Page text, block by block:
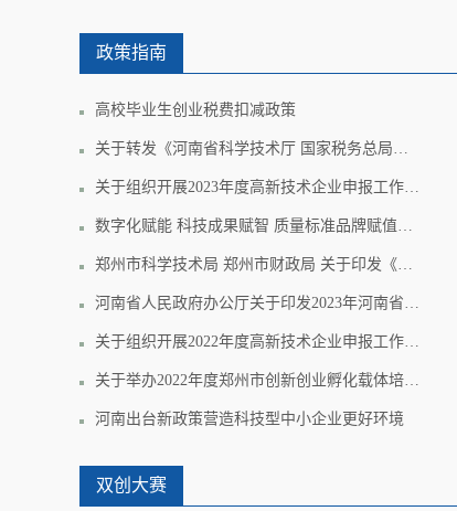
政策指南
高校毕业生创业税费扣减政策
关于转发《河南省科学技术厅 国家税务总局河南省税务局关于开展2022年度企业享受研发费用税前加计扣除政策研发项目填报工作
关于组织开展2023年度高新技术企业申报工作的通知
数字化赋能 科技成果赋智 质量标准品牌赋值——“三赋”助中小企业加速创新
郑州市科学技术局 郑州市财政局 关于印发《郑州市重大科技创新项目管理办法》的通知
河南省人民政府办公厅关于印发2023年河南省支持高校毕业生等青年就业创业若干政策措施的通知
关于组织开展2022年度高新技术企业申报工作的通知
关于举办2022年度郑州市创新创业孵化载体培训会的通知
河南出台新政策营造科技型中小企业更好环境
双创大赛